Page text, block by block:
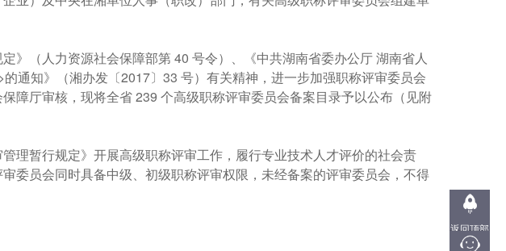
返回顶部
》（人力资源社会保障部第 40 号令）、《中共湖南省委办公厅 湖南省人
通知》（湘办发〔2017〕33 号）有关精神，进一步加强职称评审委员会
障厅审核，现将全省 239 个高级职称评审委员会备案目录予以公布（见附
理暂行规定》开展高级职称评审工作，履行专业技术人才评价的社会责
委员会同时具备中级、初级职称评审权限，未经备案的评审委员会，不得